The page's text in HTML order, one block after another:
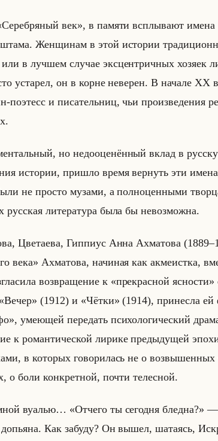
век», в па­мя­ти всплы­ва­ют имена
Жен­щи­нам в этой ис­то­рии
в луч­шем слу­чае экс­цен­трич­ных хо­зя­ек
уста­рел, он в корне неве­рен. В на­ча­ле XX
по­этесс и пи­са­тельниц, чьи про­из­ве­де­ния
но недо­оце­нён­ный вклад в
ис­то­рии, при­шло время вер­нуть эти
не про­сто му­за­ми, а пол­но­цен­ны­ми
рус­ская ли­те­ра­ту­ра была бы невоз­мож­на.
Цве­та­ева, Гип­пи­ус Анна Ах­ма­то­ва
века» Ах­ма­то­ва, на­чи­ная как ак­ме­ист­ка,
воз­вра­ще­ние к «прекрасной
(1912) и «Чётки» (1914), при­нес­ла
уме­ющей пе­ре­дать пси­хо­ло­ги­че­ский
к ро­ман­ти­че­ской ли­ри­ке преды­ду­щей
в ко­то­рых го­во­ри­лась не о
о боли кон­крет­ной, почти те­лес­ной.
ву­алью… «Отчего ты сегодня бледна?»
Как за­бу­ду? Он вышел, ша­та­ясь,